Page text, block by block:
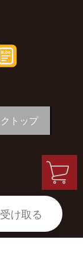
ップ
受け取る